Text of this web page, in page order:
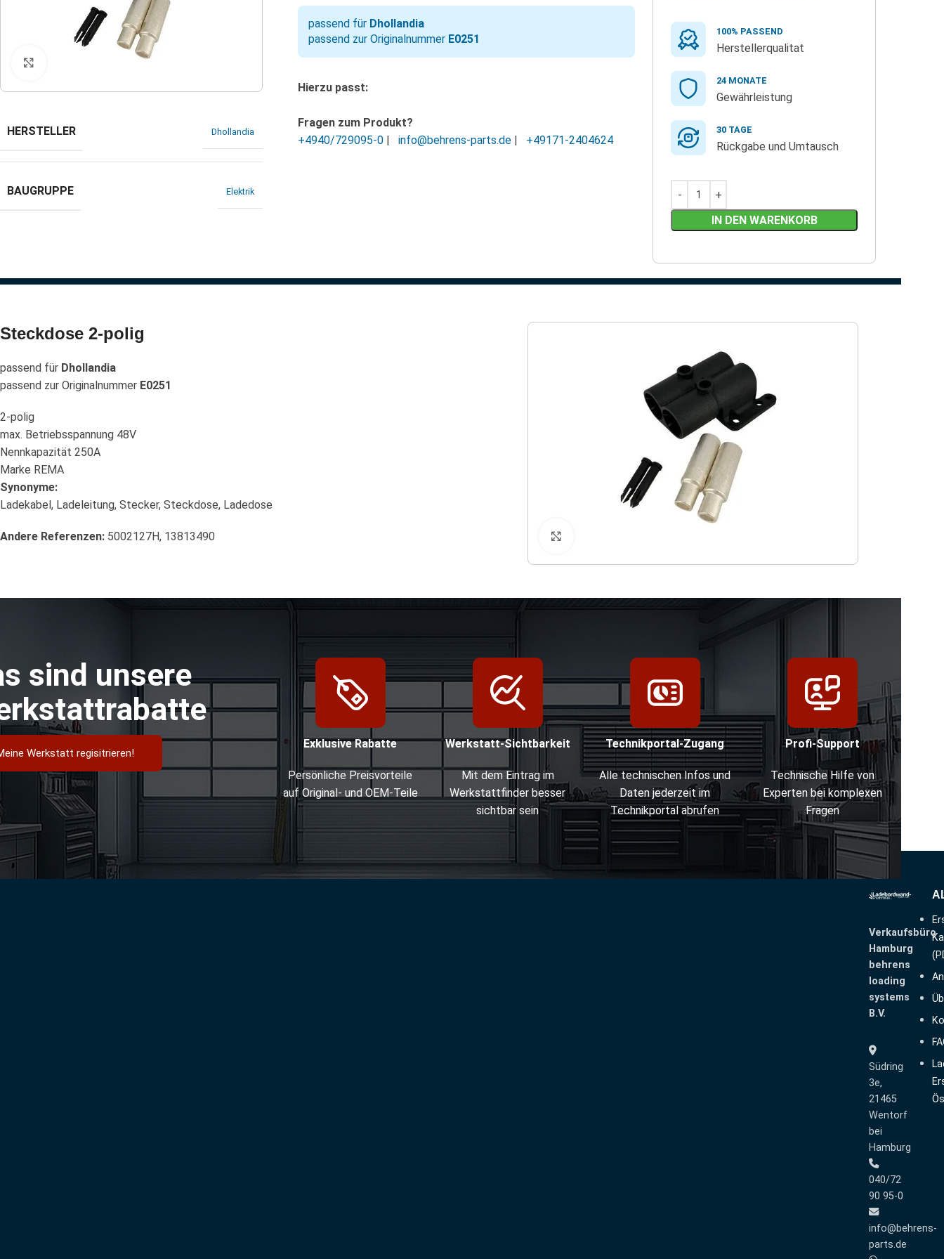
Klicken zum Vergrößern
HERSTELLER Dhollandia
BAUGRUPPE Elektrik
passend für Dhollandia
passend zur Originalnummer E0251
Hierzu passt:
Fragen zum Produkt?
+4940/729095-0 | info@behrens-parts.de | +49171-2404624
100% PASSEND
Herstellerqualitat
24 MONATE
Gewährleistung
30 TAGE
Rückgabe und Umtausch
IN DEN WARENKORB
Steckdose 2-polig
passend für Dhollandia
passend zur Originalnummer E0251
2-polig
max. Betriebsspannung 48V
Nennkapazität 250A
Marke REMA
Synonyme:
Ladekabel, Ladeleitung, Stecker, Steckdose, Ladedose
Andere Referenzen: 5002127H, 13813490
sind unsere
Werkstatt regisitrieren!
Exklusive Rabatte
Persönliche Preisvorteile
auf Original- und OEM-Teile
Werkstatt-Sichtbarkeit
Mit dem Eintrag im
Werkstattfinder besser
sichtbar sein
Technikportal-Zugang
Alle technischen Infos und
Daten jederzeit im
Technikportal abrufen
Profi-Support
Technische Hilfe von
Experten bei komplexen
Fragen
Verkaufsbüro
Hamburg
behrens
loading
systems
B.V.
Südring
3e,
21465
Wentorf
bei
Hamburg
040/72
90 95-0
info@behrens-
parts.de